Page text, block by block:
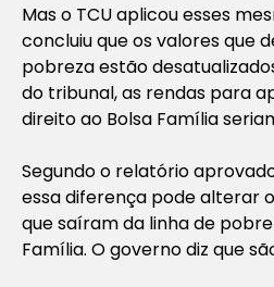
Mas o TCU aplicou esses
concluiu que os valores que
pobreza estão
do tribunal, as rendas para
direito ao Bolsa Família
Segundo o relatório
essa diferença pode alterar
que saíram da linha de
Família. O governo diz que